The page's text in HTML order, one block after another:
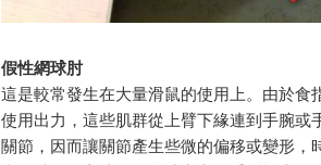
假性網球肘
這是較常發生在大量滑鼠的使用上。由於
使用出力，這些肌群從上臂下緣連到手腕
關節，因而讓關節產生些微的偏移或變形